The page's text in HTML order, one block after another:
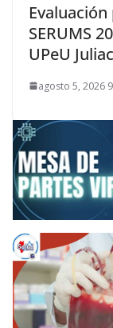
SERUMS
UPeU
agosto 5, 2026